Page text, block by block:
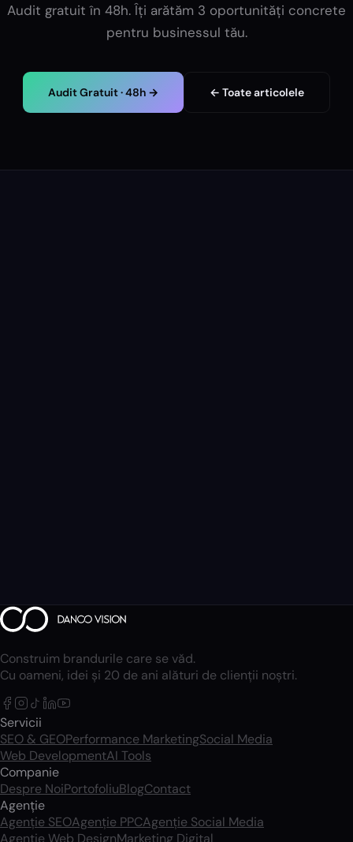
Audit gratuit în 48h. Îți arătăm 3 oportunități concrete
pentru businessul tău.
Audit Gratuit · 48h → ← Toate articolele
Construim brandurile care se văd.
Cu oameni, idei și 20 de ani alături de clienții noștri.
Servicii
SEO & GEOPerformance MarketingSocial Media
Web DevelopmentAI Tools
Companie
Despre NoiPortofoliuBlogContact
Agenție
Agenție SEOAgenție PPCAgenție Social Media
Agenție Web DesignMarketing Digital